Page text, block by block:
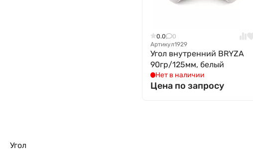
0.0
0
Артикул1929
Угол внутренний BRYZA
90гр/125мм, белый
Нет в наличии
Цена по запросу
Угол